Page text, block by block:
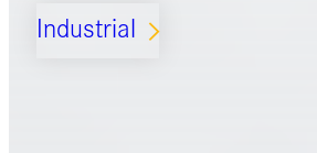
Industrial ARROW_FORWARD_IOS